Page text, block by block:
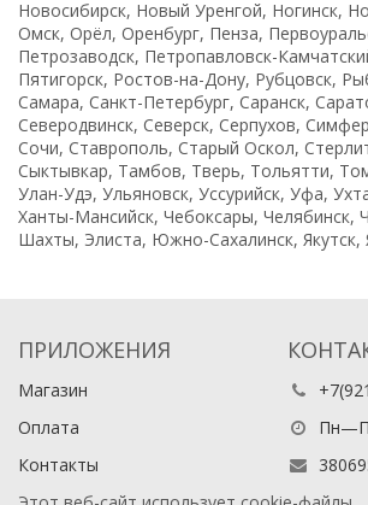
Новосибирск, Новый Уренгой, Ногинск,
Омск, Орёл, Оренбург, Пенза,
Петрозаводск, Петропавловск-
Пятигорск, Ростов-на-Дону, Рубцовск,
Самара, Санкт-Петербург, Саранск,
Северодвинск, Северск, Серпухов,
Сочи, Ставрополь, Старый Оскол,
Сыктывкар, Тамбов, Тверь, Тольятти,
Улан-Удэ, Ульяновск, Уссурийск, Уфа,
Ханты-Мансийск, Чебоксары, Челябинск,
Шахты, Элиста, Южно-Сахалинск, Якутск,
ПРИЛОЖЕНИЯ
Магазин
Оплата
Контакты